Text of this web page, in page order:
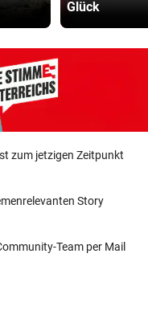
Glück
zum jetzigen Zeitpunkt
Story
Team per Mail